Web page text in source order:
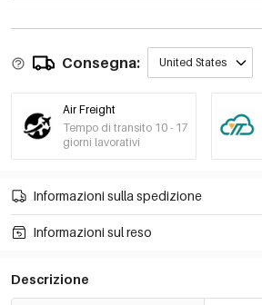
Consegna: United States
Air Freight
Tempo di transito 10 - 17
giorni lavorativi
Informazioni sulla spedizione
Informazioni sul reso
Descrizione